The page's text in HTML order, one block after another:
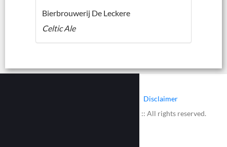
Bierbrouwerij De Leckere
Celtic Ale
Disclaimer
© 2002 - 2026 :: www.bieretiketten.nl :: All rights reserved.